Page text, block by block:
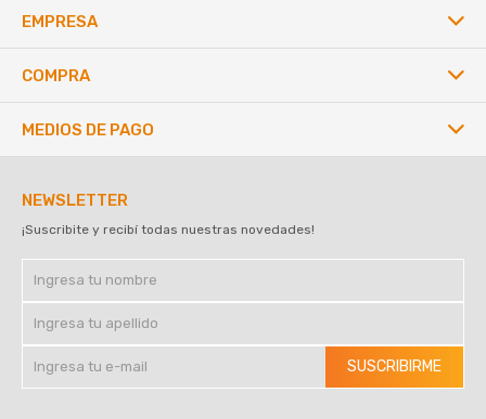
EMPRESA
COMPRA
NEWSLETTER
¡Suscribite y recibí todas nuestras novedades!
SUSCRIBIRME
MEDIOS DE PAGO